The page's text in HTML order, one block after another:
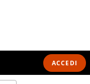
ACCEDI